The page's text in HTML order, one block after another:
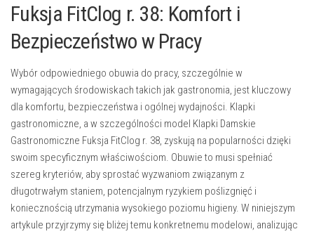
Fuksja FitClog r. 38: Komfort i
Bezpieczeństwo w Pracy
Wybór odpowiedniego obuwia do pracy, szczególnie w
wymagających środowiskach takich jak gastronomia, jest kluczowy
dla komfortu, bezpieczeństwa i ogólnej wydajności. Klapki
gastronomiczne, a w szczególności model Klapki Damskie
Gastronomiczne Fuksja FitClog r. 38, zyskują na popularności dzięki
swoim specyficznym właściwościom. Obuwie to musi spełniać
szereg kryteriów, aby sprostać wyzwaniom związanym z
długotrwałym staniem, potencjalnym ryzykiem poślizgnięć i
koniecznością utrzymania wysokiego poziomu higieny. W niniejszym
artykule przyjrzymy się bliżej temu konkretnemu modelowi, analizując